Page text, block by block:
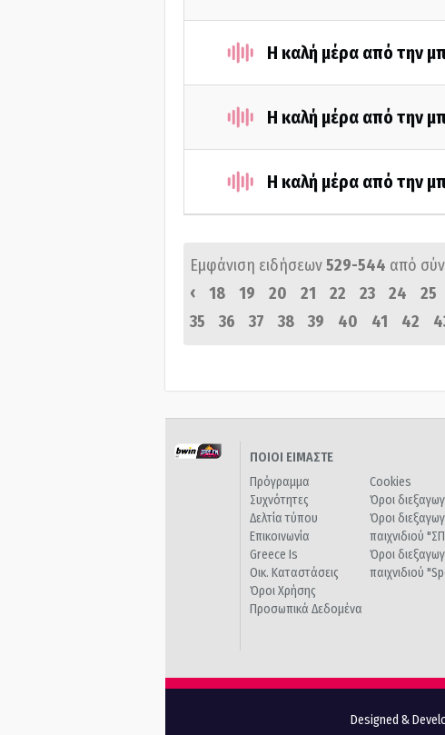
Η καλή μέρα από την
Η καλή μέρα από την
Η καλή μέρα από την
Εμφάνιση ειδήσεων529-544 από
‹
18 19 20 21 22 23 24 25
35
36 37 38 39 40 41 42
ΠΟΙΟΙ ΕΙΜΑΣΤΕ
Πρόγραμμα
Συχνότητες
Δελτία τύπου
Επικοινωνία
Greece Is
Οικ. Καταστάσεις
Όροι Χρήσης
Προσωπικά Δεδομένα
Cookies
Όροι
Όροι
παιχνιδιού
Όροι
παιχνιδιού
Designed &